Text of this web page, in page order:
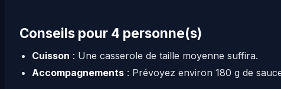
Conseils pour 4 personne(s)
Cuisson : Une casserole de taille moyenne suffira.
Accompagnements: Prévoyez environ 180 g de